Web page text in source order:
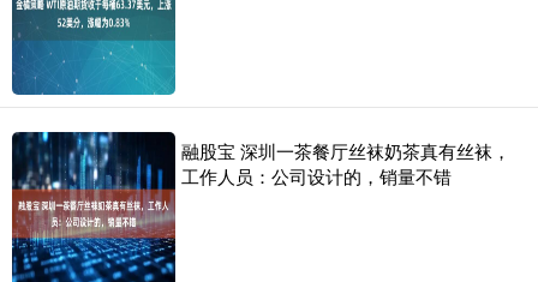
融股宝 深圳一茶餐厅丝袜奶茶真有丝袜，
工作人员：公司设计的，销量不错